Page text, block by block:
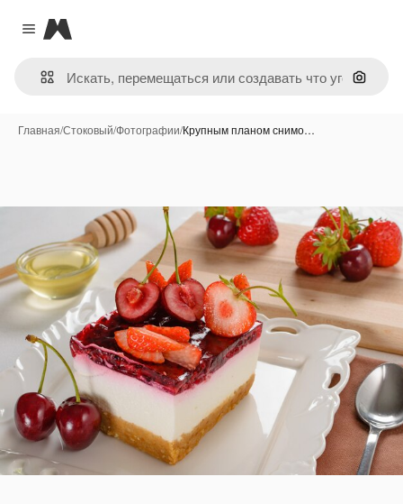
Close menu
Magnific
Поиск
Главная/Стоковый/Фотографии/Крупным планом снимо…